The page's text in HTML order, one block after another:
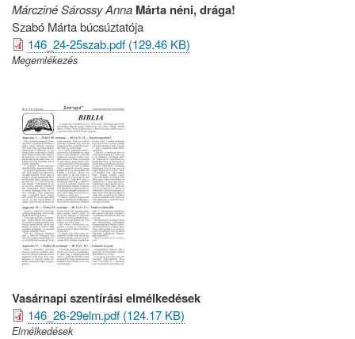
Márcziné Sárossy Anna Márta néni, drága!
Szabó Márta búcsúztatója
146_24-25szab.pdf (129.46 KB)
Megemlékezés
Vasárnapi szentírási elmélkedések
146_26-29elm.pdf (124.17 KB)
Elmélkedések